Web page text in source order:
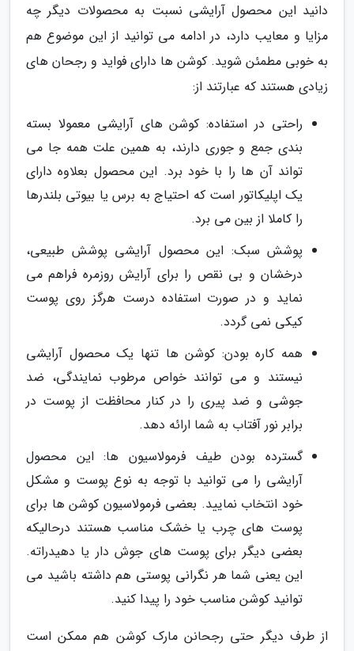
دانید این محصول آرایشی نسبت به محصولات دیگر چه
مزایا و معایب دارد، در ادامه می توانید از این موضوع هم
به خوبی مطمئن شوید. کوشن ها دارای فواید و رجحان های
زیادی هستند که عبارتند از:
راحتی در استفاده: کوشن های آرایشی معمولا بسته
بندی جمع و جوری دارند، به همین علت همه جا می
تواند آن ها را با خود برد. این محصول بعلاوه دارای
یک اپلیکاتور است که احتیاج به برس یا بیوتی بلندرها
را کاملا از بین می برد.
پوشش سبک: این محصول آرایشی پوشش طبیعی،
درخشان و بی نقص را برای آرایش روزمره فراهم می
نماید و در صورت استفاده درست هرگز روی پوست
کیکی نمی گردد.
همه کاره بودن: کوشن ها تنها یک محصول آرایشی
نیستند و می توانند خواص مرطوب نمایندگی، ضد
جوشی و ضد پیری را در کنار محافظت از پوست در
برابر نور آفتاب به شما ارائه دهد.
گسترده بودن طیف فرمولاسیون ها: این محصول
آرایشی را می توانید با توجه به نوع پوست و مشکل
خود انتخاب نمایید. بعضی فرمولاسیون کوشن ها برای
پوست های چرب یا خشک مناسب هستند درحالیکه
بعضی دیگر برای پوست های جوش دار یا دهیدراته.
این یعنی شما هر نگرانی پوستی هم داشته باشید می
توانید کوشن مناسب خود را پیدا کنید.
از طرف دیگر حتی رجحانن مارک کوشن هم ممکن است